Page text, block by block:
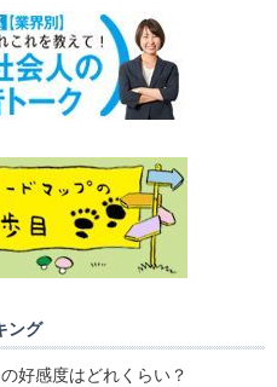
ング
好感度はどれくらい？